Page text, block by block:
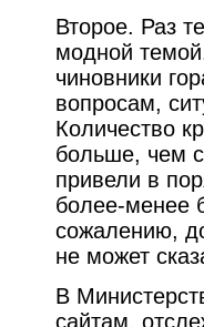
Второе. Раз
модной
чиновники
вопросам,
Количество
больше, чем
привели в
более-менее
сожалению,
не может
В
сайтам,